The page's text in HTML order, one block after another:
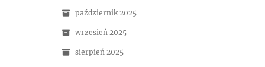
październik 2025
wrzesień 2025
sierpień 2025